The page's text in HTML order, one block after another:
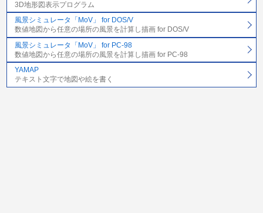
3D地形図表示プログラム
風景シミュレータ「MoV」 for DOS/V
数値地図から任意の場所の風景を計算し描画 for DOS/V
風景シミュレータ「MoV」 for PC-98
数値地図から任意の場所の風景を計算し描画 for PC-98
YAMAP
テキスト文字で地図や絵を書く